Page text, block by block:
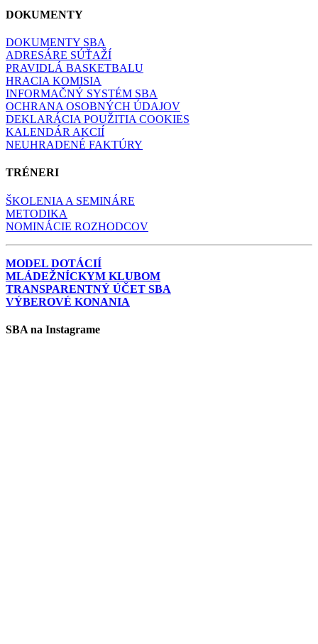
DOKUMENTY
DOKUMENTY SBA
ADRESÁRE SÚŤAŽÍ
PRAVIDLÁ BASKETBALU
HRACIA KOMISIA
INFORMAČNÝ SYSTÉM SBA
OCHRANA OSOBNÝCH ÚDAJOV
DEKLARÁCIA POUŽITIA COOKIES
KALENDÁR AKCIÍ
NEUHRADENÉ FAKTÚRY
TRÉNERI
ŠKOLENIA A SEMINÁRE
METODIKA
NOMINÁCIE ROZHODCOV
MODEL DOTÁCIÍ
MLÁDEŽNÍCKYM KLUBOM
TRANSPARENTNÝ ÚČET SBA
VÝBEROVÉ KONANIA
SBA na Instagrame